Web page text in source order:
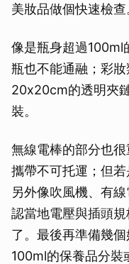
美妝品做個快速檢查
像是瓶身超過100ml
瓶也不能通融；彩
20x20cm的透明夾
裝。
無線電棒的部分也
攜帶不可托運；但
另外像吹風機、有
認當地電壓與插頭
了。最後再準備幾
100ml的保養品分裝